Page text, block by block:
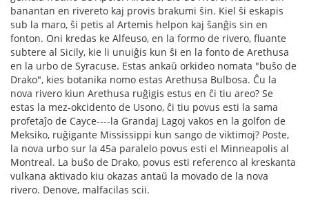
banantan en rivereto kaj provis brakumi ŝin. Kiel ŝi eskapis
sub la maro, ŝi petis al Artemis helpon kaj ŝanĝis sin en
fonton. Oni kredas ke Alfeuso, en la formo de rivero, fluante
subtere al Sicily, kie li unuiĝis kun ŝi en la fonto de Arethusa
en la urbo de Syracuse. Estas ankaŭ orkideo nomata "buŝo de
Drako", kies botanika nomo estas Arethusa Bulbosa. Ĉu la
nova rivero kiun Arethusa ruĝigis estus en ĉi tiu areo? Se
estas la mez-okcidento de Usono, ĉi tiu povus esti la sama
profetaĵo de Cayce----la Grandaj Lagoj vakos en la golfon de
Meksiko, ruĝigante Mississippi kun sango de viktimoj? Poste,
la nova urbo sur la 45a paralelo povus esti el Minneapolis al
Montreal. La buŝo de Drako, povus esti referenco al kreskanta
vulkana aktivado kiu okazas antaŭ la movado de la nova
rivero. Denove, malfacilas scii.